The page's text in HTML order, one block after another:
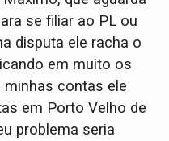
se filiar ao PL ou
disputa ele racha o
em muito os
minhas contas ele
em Porto Velho de
problema seria